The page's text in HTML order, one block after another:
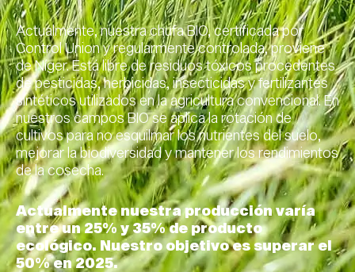
Actualmente, nuestra chufa BIO, certificada por
Control Union y regularmente controlada, proviene
de Níger. Está libre de residuos tóxicos procedentes
de pesticidas, herbicidas, insecticidas y fertilizantes
sintéticos utilizados en la agricultura convencional. En
nuestros campos BIO se aplica la rotación de
cultivos para no esquilmar los nutrientes del suelo,
mejorar la biodiversidad y mantener los rendimientos
de la cosecha.
Actualmente nuestra producción varía
entre un 25% y 35% de producto
ecológico. Nuestro objetivo es superar el
50% en 2025.